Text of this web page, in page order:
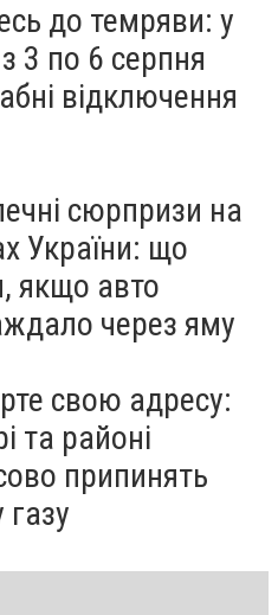
до темряви: у
3 по 6 серпня
відключення
сюрпризи на
України: що
якщо авто
через яму
свою адресу:
та районі
припинять
газу